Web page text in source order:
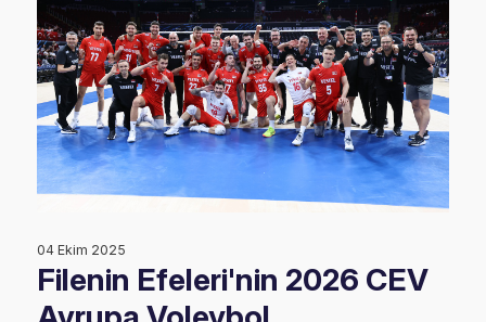
04 Ekim 2025
Filenin Efeleri'nin 2026 CEV